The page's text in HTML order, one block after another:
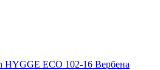
HYGGE ECO 102-16 Вербена